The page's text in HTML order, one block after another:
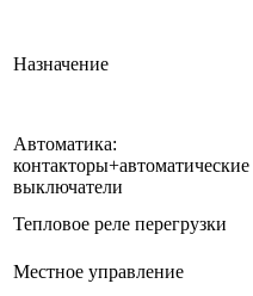
Назначение
Автоматика:
контакторы+автоматические
выключатели
Тепловое реле перегрузки
Местное управление